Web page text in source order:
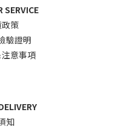
SERVICE
策
驗證明
意事項
知